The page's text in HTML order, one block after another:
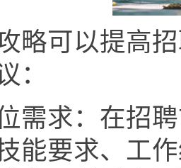
略可以提高
：
需求：在招
能要求、工